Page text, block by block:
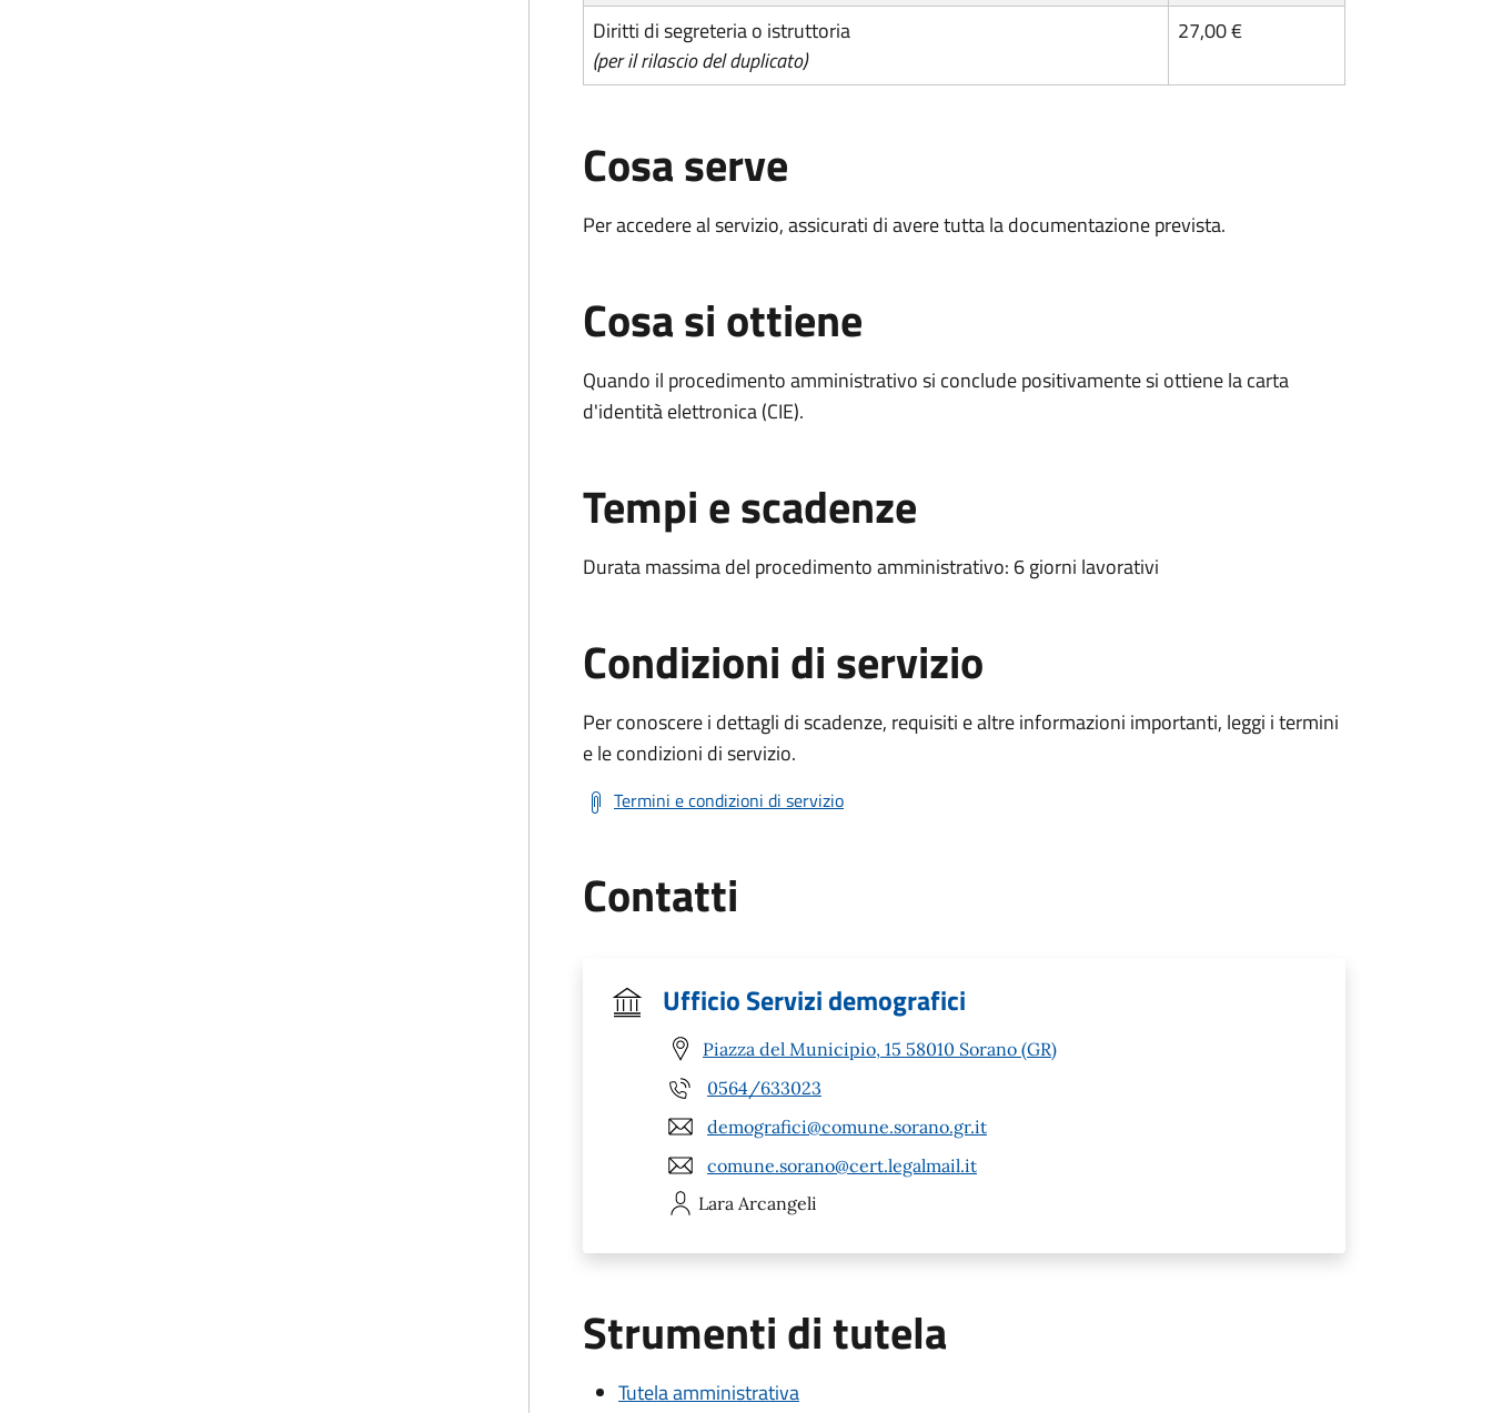
Diritti di segreteria o istruttoria
(per il rilascio del duplicato)
27,00 €
Cosa serve
Per accedere al servizio, assicurati di avere tutta la documentazione prevista.
Cosa si ottiene
Quando il procedimento amministrativo si conclude positivamente si ottiene la carta
d'identità elettronica (CIE).
Tempi e scadenze
Durata massima del procedimento amministrativo: 6 giorni lavorativi
Condizioni di servizio
Per conoscere i dettagli di scadenze, requisiti e altre informazioni importanti, leggi i termini
e le condizioni di servizio.
Termini e condizioni di servizio
Contatti
Ufficio Servizi demografici
Piazza del Municipio, 15 58010 Sorano (GR)
0564/633023
demografici@comune.sorano.gr.it
comune.sorano@cert.legalmail.it
Lara Arcangeli
Strumenti di tutela
Tutela amministrativa